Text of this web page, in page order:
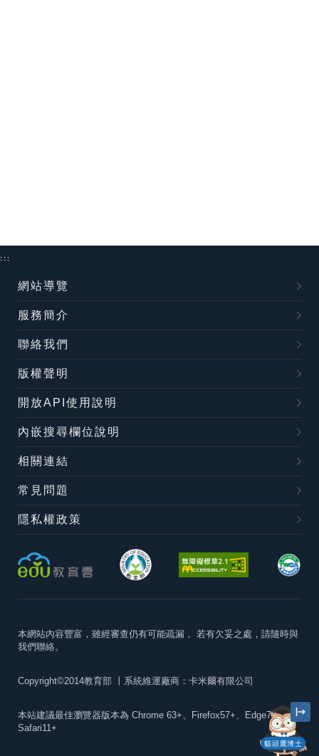
貓頭鷹博士
:::
網站導覽
服務簡介
聯絡我們
版權聲明
開放API使用說明
內嵌搜尋欄位說明
相關連結
常見問題
隱私權政策
本網站內容豐富，雖經審查仍有可能疏漏， 若有欠妥之處，請隨時與
我們聯絡。
Copyright©2014教育部 丨系統維運廠商：卡米爾有限公司
本站建議最佳瀏覽器版本為 Chrome 63+、Firefox57+、Edge79+及
Safari11+